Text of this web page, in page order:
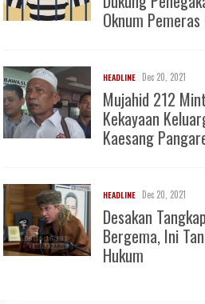
Oknum
HEADLINE Dec 20, 2021
Mujahid 212
Kekayaan
Kaesang
HEADLINE Dec 20, 2021
Desakan
Bergema, Ini
Hukum